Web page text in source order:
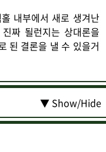
내부에서 새로 생겨난
짜 될런지는 상대론을
된 결론을 낼 수 있을거
▼ Show/Hide